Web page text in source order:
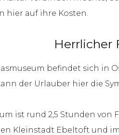
hier auf ihre Kosten.
Herrlicher
befindet sich in
der Urlauber hier die
ist rund 2,5 Stunden
Kleinstadt Ebeltoft und